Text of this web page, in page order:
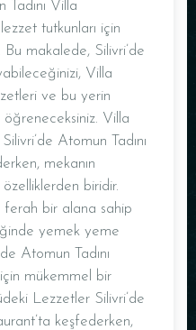
Tadını Villa
tutkunları için
makalede, Silivri’de
Villa
ve bu yerin
öğreneceksiniz. Villa
Atomun Tadını
mekanın
biridir.
bir alana sahip
yemek yeme
Atomun Tadını
mükemmel bir
Lezzetler Silivri’de
keşfederken,